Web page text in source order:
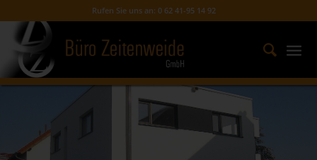
Rufen Sie uns an: 0 62 41-95 14 92